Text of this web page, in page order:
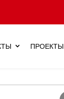
ПРОЕКТЫ